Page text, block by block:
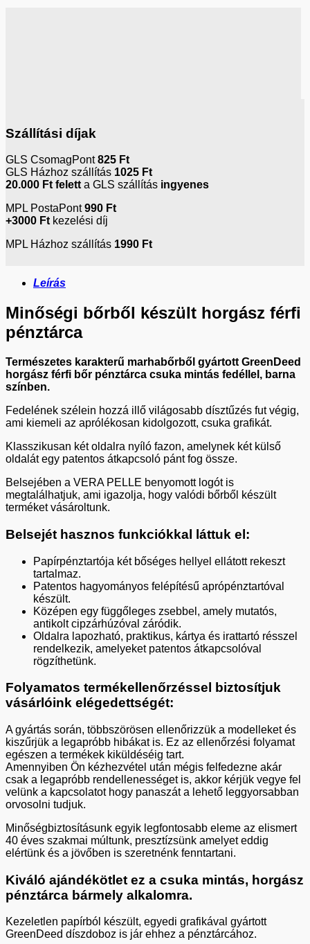
Szállítási díjak
GLS CsomagPont825 Ft
GLS Házhoz szállítás 1025 Ft
20.000 Ft felett a GLS szállítás ingyenes
MPL PostaPont990 Ft
+3000 Ft kezelési díj
MPL Házhoz szállítás 1990 Ft
Leírás
Minőségi bőrből készült horgász férfi
pénztárca
Természetes karakterű marhabőrből gyártott GreenDeed
horgász férfi bőr pénztárca csuka mintás fedéllel, barna
színben.
Fedelének szélein hozzá illő világosabb dísztűzés fut végig,
ami kiemeli az aprólékosan kidolgozott, csuka grafikát.
Klasszikusan két oldalra nyíló fazon, amelynek két külső
oldalát egy patentos átkapcsoló pánt fog össze.
Belsejében a VERA PELLE benyomott logót is
megtalálhatjuk, ami igazolja, hogy valódi bőrből készült
terméket vásároltunk.
Belsejét hasznos funkciókkal láttuk el:
Papírpénztartója két bőséges hellyel ellátott rekeszt
tartalmaz.
Patentos hagyományos felépítésű aprópénztartóval
készült.
Középen egy függőleges zsebbel, amely mutatós,
antikolt cipzárhúzóval záródik.
Oldalra lapozható, praktikus, kártya és irattartó résszel
rendelkezik, amelyeket patentos átkapcsolóval
rögzíthetünk.
Folyamatos termékellenőrzéssel biztosítjuk
vásárlóink elégedettségét:
A gyártás során, többszörösen ellenőrizzük a modelleket és
kiszűrjük a legapróbb hibákat is. Ez az ellenőrzési folyamat
egészen a termékek kiküldéséig tart.
Amennyiben Ön kézhezvétel után mégis felfedezne akár
csak a legapróbb rendellenességet is, akkor kérjük vegye fel
velünk a kapcsolatot hogy panaszát a lehető leggyorsabban
orvosolni tudjuk.
Minőségbiztosításunk egyik legfontosabb eleme az elismert
40 éves szakmai múltunk, presztízsünk amelyet eddig
elértünk és a jövőben is szeretnénk fenntartani.
Kiváló ajándékötlet ez a csuka mintás, horgász
pénztárca bármely alkalomra.
Kezeletlen papírból készült, egyedi grafikával gyártott
GreenDeed díszdoboz is jár ehhez a pénztárcához.